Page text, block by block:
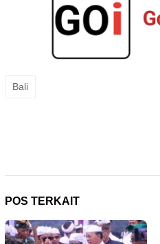
Bali
POS TERKAIT